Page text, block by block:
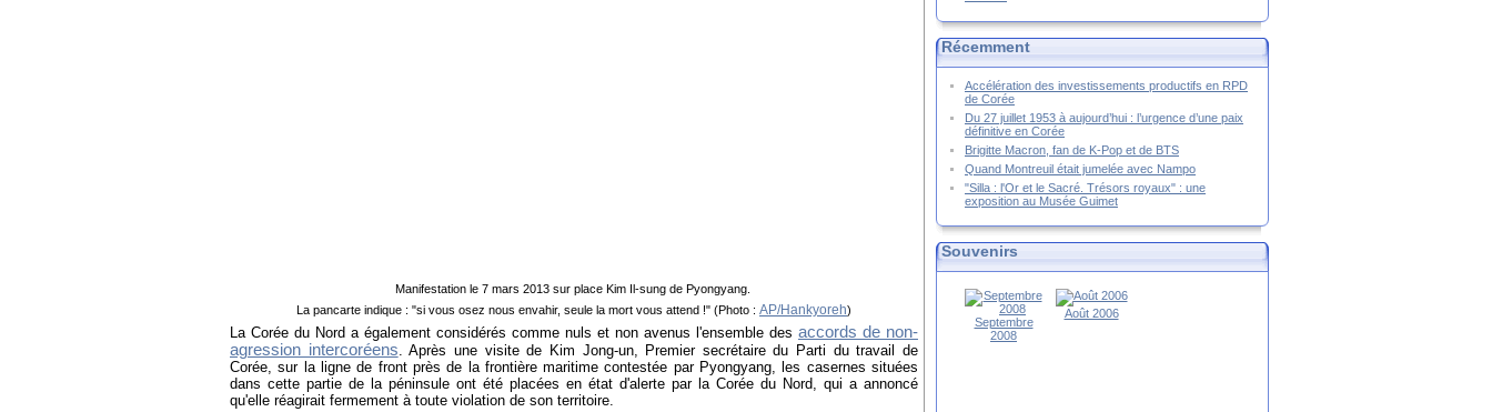
Manifestation le 7 mars 2013 sur place Kim Il-sung de Pyongyang.
La pancarte indique : "si vous osez nous envahir, seule la mort vous attend !" (Photo : AP/Hankyoreh)
La Corée du Nord a également considérés comme nuls et non avenus l'ensemble des accords de non-
agression intercoréens . Après une visite de Kim Jong-un, Premier secrétaire du Parti du travail de
Corée, sur la ligne de front près de la frontière maritime contestée par Pyongyang, les casernes situées
dans cette partie de la péninsule ont été placées en état d'alerte par la Corée du Nord, qui a annoncé
qu'elle réagirait fermement à toute violation de son territoire.
Récemment
Accélération des investissements productifs en RPD
de Corée
Du 27 juillet 1953 à aujourd’hui : l’urgence d’une paix
définitive en Corée
Brigitte Macron, fan de K-Pop et de BTS
Quand Montreuil était jumelée avec Nampo
"Silla : l'Or et le Sacré. Trésors royaux" : une
exposition au Musée Guimet
Souvenirs
Septembre
2008
Août 2006